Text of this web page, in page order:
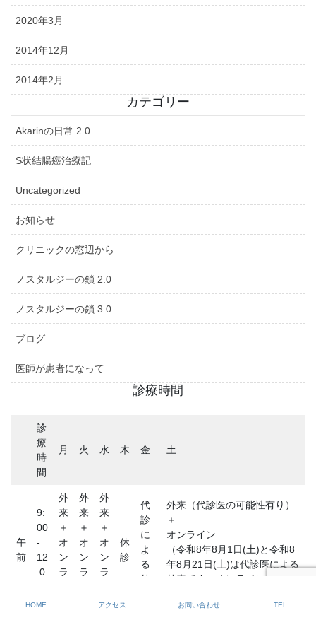
2020年3月
2014年12月
2014年2月
カテゴリー
Akarinの日常 2.0
S状結腸癌治療記
Uncategorized
お知らせ
クリニックの窓辺から
ノスタルジーの鎖 2.0
ノスタルジーの鎖 3.0
ブログ
医師が患者になって
診療時間
診
療
時
間
月 火 水 木 金 土
午
前
9:
00
-
12
:0
外
来
＋
オ
ン
ラ
外
来
＋
オ
ン
ラ
外
来
＋
オ
ン
ラ
ン
休
診
代
診
に
よ
る
外
外来（代診医の可能性有り）
＋
オンライン
（令和8年8月1日(土)と令和8
年8月21日(土)は代診医による
外来です。オンラインはあり
HOME アクセス お問い合わせ TEL